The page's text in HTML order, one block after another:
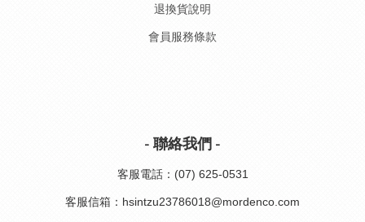
退換貨說明
會員服務條款
- 聯絡我們 -
客服電話：(07) 625-0531
客服信箱：hsintzu23786018@mordenco.com